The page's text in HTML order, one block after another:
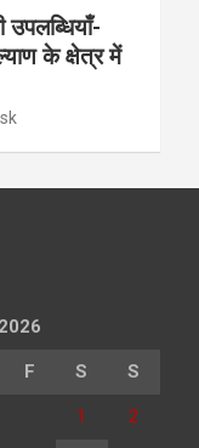
के क्षेत्र में
F S S
1 2